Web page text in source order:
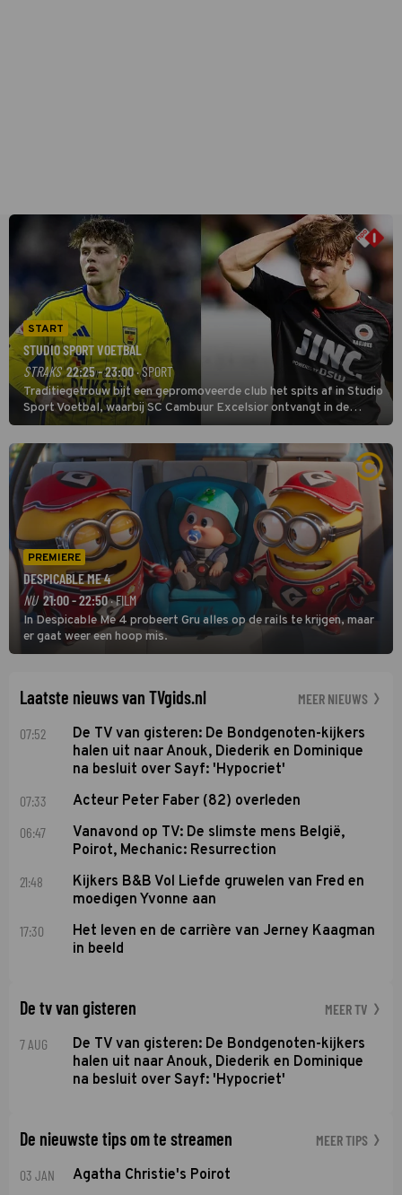
START
STUDIO SPORT VOETBAL
STRAKS 22:25 - 23:00· SPORT
Traditiegetrouw bijt een gepromoveerde club het spits af in Studio
Sport Voetbal, waarbij SC Cambuur Excelsior ontvangt in de
eerste wedstrijd van het nieuwe Eredivisieseizoen. De nieuwe
oefenmeester is Johan Plat en hij wil aanvallend voetballen.
PREMIERE
DESPICABLE ME 4
NU 21:00 - 22:50· FILM
In Despicable Me 4 probeert Gru alles op de rails te krijgen, maar
er gaat weer een hoop mis.
Laatste nieuws van TVgids.nl MEER NIEUWS
07:52
De TV van gisteren: De Bondgenoten-kijkers
halen uit naar Anouk, Diederik en Dominique
na besluit over Sayf: 'Hypocriet'
07:33 Acteur Peter Faber (82) overleden
06:47
Vanavond op TV: De slimste mens België,
Poirot, Mechanic: Resurrection
21:48
Kijkers B&B Vol Liefde gruwelen van Fred en
moedigen Yvonne aan
17:30
Het leven en de carrière van Jerney Kaagman
in beeld
De tv van gisteren MEER TV
7 AUG
De TV van gisteren: De Bondgenoten-kijkers
halen uit naar Anouk, Diederik en Dominique
na besluit over Sayf: 'Hypocriet'
De nieuwste tips om te streamen MEER TIPS
03 JAN Agatha Christie's Poirot